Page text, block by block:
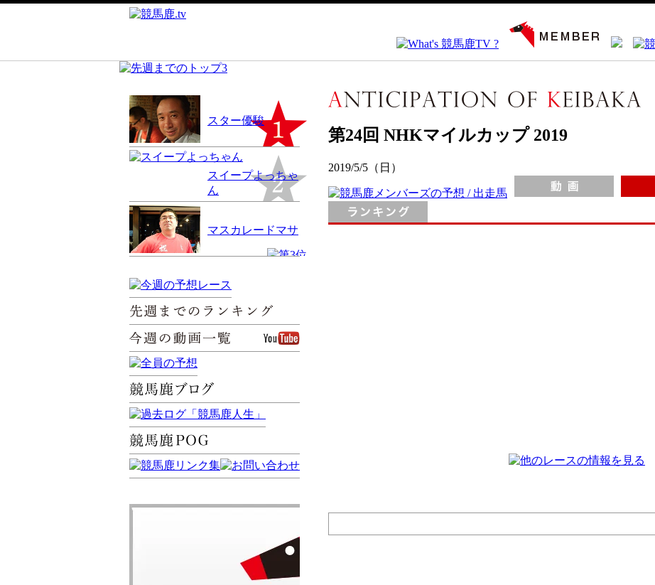
スター優駿
スイープよっちゃ
ん
マスカレードマサ
第24回 NHKマイルカップ 2019
2019/5/5（日）